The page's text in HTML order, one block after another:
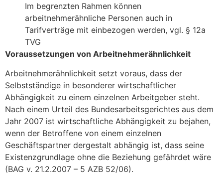
Im begrenzten Rahmen können
arbeitnehmerähnliche Personen auch in
Tarifverträge mit einbezogen werden, vgl. § 12a
TVG
Voraussetzungen von Arbeitnehmerähnlichkeit
Arbeitnehmerähnlichkeit setzt voraus, dass der
Selbstständige in besonderer wirtschaftlicher
Abhängigkeit zu einem einzelnen Arbeitgeber steht.
Nach einem Urteil des Bundesarbeitsgerichtes aus dem
Jahr 2007 ist wirtschaftliche Abhängigkeit zu bejahen,
wenn der Betroffene von einem einzelnen
Geschäftspartner dergestalt abhängig ist, dass seine
Existenzgrundlage ohne die Beziehung gefährdet wäre
(BAG v. 21.2.2007 – 5 AZB 52/06).